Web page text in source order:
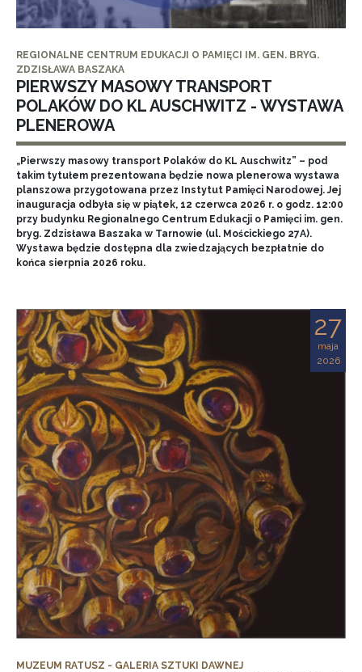
REGIONALNE CENTRUM EDUKACJI O PAMIĘCI IM. GEN. BRYG.
ZDZISŁAWA BASZAKA
PIERWSZY MASOWY TRANSPORT
POLAKÓW DO KL AUSCHWITZ - WYSTAWA
PLENEROWA
„Pierwszy masowy transport Polaków do KL Auschwitz” – pod
takim tytułem prezentowana będzie nowa plenerowa wystawa
planszowa przygotowana przez Instytut Pamięci Narodowej. Jej
inauguracja odbyła się w piątek, 12 czerwca 2026 r. o godz. 12:00
przy budynku Regionalnego Centrum Edukacji o Pamięci im. gen.
bryg. Zdzisława Baszaka w Tarnowie (ul. Mościckiego 27A).
Wystawa będzie dostępna dla zwiedzających bezpłatnie do
końca sierpnia 2026 roku.
27
maja
2026
MUZEUM RATUSZ - GALERIA SZTUKI DAWNEJ